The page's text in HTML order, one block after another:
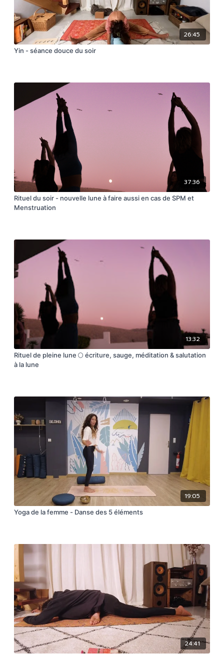
26:45
Yin - séance douce du soir
37:36
Rituel du soir - nouvelle lune à faire aussi en cas de SPM et
Menstruation
13:32
Rituel de pleine lune 🌕 écriture, sauge, méditation & salutation
à la lune
19:05
Yoga de la femme - Danse des 5 éléments
24:41